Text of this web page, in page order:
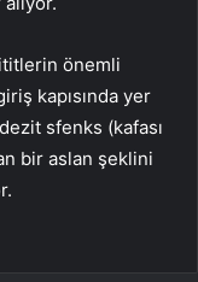
önemli
kapısında yer
sfenks (kafası
bir aslan şeklini